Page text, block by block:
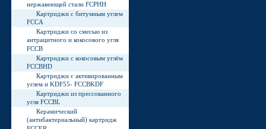
нержавеющей стали FCPHH
Картриджи с битумным углем
FCCA
Картриджи со смесью из
антрацитного и кокосового угля
FCCB
Картриджи с кокосовым углём
FCCBHD
Картриджи с активированным
углем и KDF55- FCCBKDF
Картриджи из прессованного
угля FCCBL
Керамический
(антибактериальный) картридж